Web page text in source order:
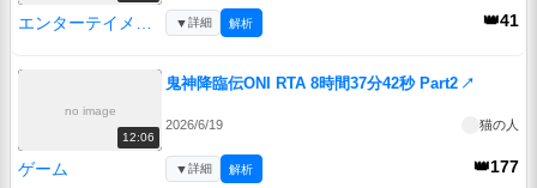
エンターテイメント 👑41
▼詳細 解析
no image
12:06
鬼神降臨伝ONI RTA 8時間37分42秒 Part2 ↗
2026/6/19 猫の人
ゲーム 👑177
▼詳細 解析